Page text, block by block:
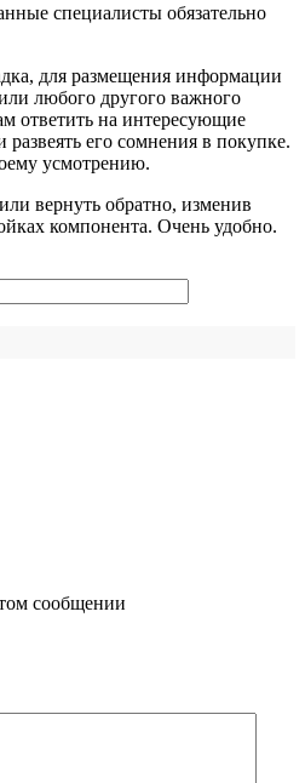
специалисты обязательно
для размещения информации
любого другого важного
ответить на интересующие
его сомнения в покупке.
усмотрению.
вернуть обратно, изменив
компонента. Очень удобно.
сообщении